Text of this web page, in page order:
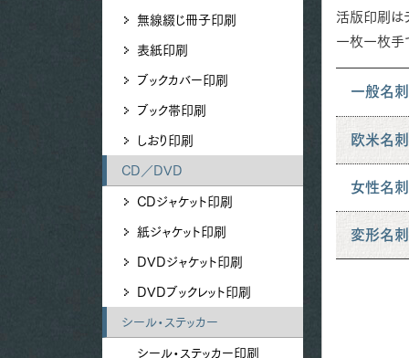
無線綴じ冊子印刷
表紙印刷
ブックカバー印刷
ブック帯印刷
しおり印刷
CD／DVD
CDジャケット印刷
紙ジャケット印刷
DVDジャケット印刷
DVDブックレット印刷
シール・ステッカー
シール・ステッカー印刷
活版印刷は
一枚一枚手
一般名刺
欧米名刺
女性名刺
変形名刺